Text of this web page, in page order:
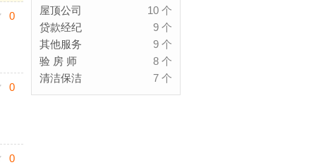
0
0
0
10 个
屋顶公司
9 个
贷款经纪
9 个
其他服务
8 个
验 房 师
7 个
清洁保洁